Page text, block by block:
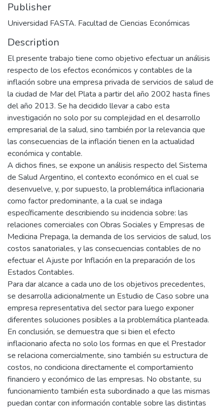
Publisher
Universidad FASTA. Facultad de Ciencias Económicas
Description
El presente trabajo tiene como objetivo efectuar un análisis
respecto de los efectos económicos y contables de la
inflación sobre una empresa privada de servicios de salud de
la ciudad de Mar del Plata a partir del año 2002 hasta fines
del año 2013. Se ha decidido llevar a cabo esta
investigación no solo por su complejidad en el desarrollo
empresarial de la salud, sino también por la relevancia que
las consecuencias de la inflación tienen en la actualidad
económica y contable.
A dichos fines, se expone un análisis respecto del Sistema
de Salud Argentino, el contexto económico en el cual se
desenvuelve, y, por supuesto, la problemática inflacionaria
como factor predominante, a la cual se indaga
específicamente describiendo su incidencia sobre: las
relaciones comerciales con Obras Sociales y Empresas de
Medicina Prepaga, la demanda de los servicios de salud, los
costos sanatoriales, y las consecuencias contables de no
efectuar el Ajuste por Inflación en la preparación de los
Estados Contables.
Para dar alcance a cada uno de los objetivos precedentes,
se desarrolla adicionalmente un Estudio de Caso sobre una
empresa representativa del sector para luego exponer
diferentes soluciones posibles a la problemática planteada.
En conclusión, se demuestra que si bien el efecto
inflacionario afecta no solo los formas en que el Prestador
se relaciona comercialmente, sino también su estructura de
costos, no condiciona directamente el comportamiento
financiero y económico de las empresas. No obstante, su
funcionamiento también esta subordinado a que las mismas
puedan contar con información contable sobre las distintas